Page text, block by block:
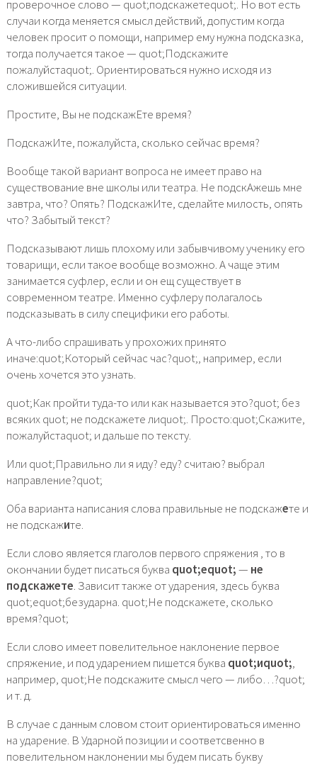
проверочное слово — quot;подскажетеquot;. Но вот есть
случаи когда меняется смысл действий, допустим когда
человек просит о помощи, например ему нужна подсказка,
тогда получается такое — quot;Подскажите
пожалуйстаquot;. Ориентироваться нужно исходя из
сложившейся ситуации.
Простите, Вы не подскажЕте время?
ПодскажИте, пожалуйста, сколько сейчас время?
Вообще такой вариант вопроса не имеет право на
существование вне школы или театра. Не подскАжешь мне
завтра, что? Опять? ПодскажИте, сделайте милость, опять
что? Забытый текст?
Подсказывают лишь плохому или забывчивому ученику его
товарищи, если такое вообще возможно. А чаще этим
занимается суфлер, если и он ещ существует в
современном театре. Именно суфлеру полагалось
подсказывать в силу специфики его работы.
А что-либо спрашивать у прохожих принято
иначе:quot;Который сейчас час?quot;, например, если
очень хочется это узнать.
quot;Как пройти туда-то или как называется это?quot; без
всяких quot; не подскажете лиquot;. Просто:quot;Скажите,
пожалуйстаquot; и дальше по тексту.
Или quot;Правильно ли я иду? еду? считаю? выбрал
направление?quot;
Оба варианта написания слова правильные не подскажете и
не подскажите.
Если слово является глаголов первого спряжения , то в
окончании будет писаться буква quot;еquot;— не
подскажете. Зависит также от ударения, здесь буква
quot;еquot;безударна. quot;Не подскажете, сколько
время?quot;
Если слово имеет повелительное наклонение первое
спряжение, и под ударением пишется буква quot;иquot;,
например, quot;Не подскажите смысл чего — либо…?quot;
и т. д.
В случае с данным словом стоит ориентироваться именно
на ударение. В Ударной позиции и соответсвенно в
повелительном наклонении мы будем писать букву